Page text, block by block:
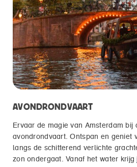
AVONDRONDVAART
Ervaar de magie van Amsterdam bij
avondrondvaart. Ontspan en geniet
langs de schitterend verlichte
zon ondergaat. Vanaf het water krijg